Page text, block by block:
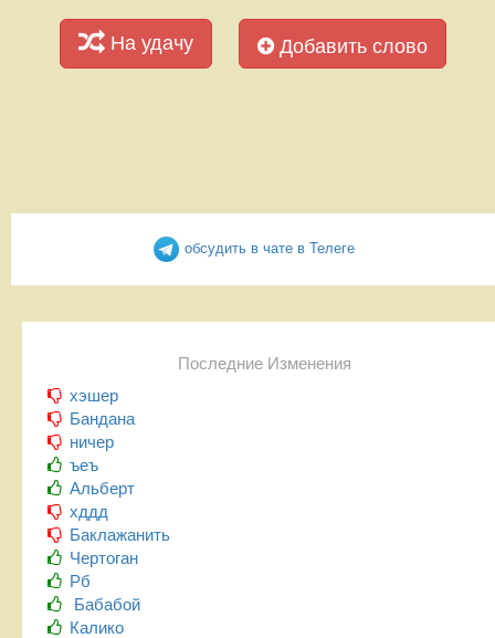
На удачу Добавить слово
обсудить в чате в Телеге
Последние Изменения
хэшер
Бандана
ничер
ъеъ
Альберт
хддд
Баклажанить
Чертоган
Рб
Бабабой
Калико